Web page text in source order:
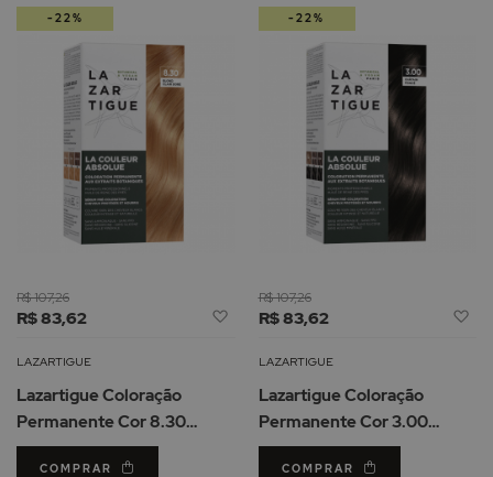
R$ 83,62
R$ 107,26
Adicionar
Lista
Desejos
LAZARTIGUE
Lazartigue Coloração
Permanente Cor 8.30
Louro Claro Dourado
COMPRAR
-22%
R$ 83,62
R$ 107,26
LAZARTIGUE
Lazartigue Coloração
Permanente Cor 3.00
Castanho Escuro
COMPRAR
-22%